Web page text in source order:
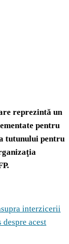
reprezintă un
pentru
tutunului pentru
interzicerii
acest